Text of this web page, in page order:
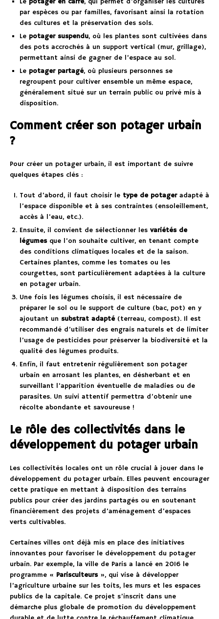
par espèces ou par familles, favorisant ainsi la rotation
des cultures et la préservation des sols.
Le potager suspendu, où les plantes sont cultivées dans
des pots accrochés à un support vertical (mur, grillage),
permettant ainsi de gagner de l’espace au sol.
Le potager partagé, où plusieurs personnes se
regroupent pour cultiver ensemble un même espace,
généralement situé sur un terrain public ou privé mis à
disposition.
Comment créer son potager urbain
?
Pour créer un potager urbain, il est important de suivre
quelques étapes clés :
Tout d’abord, il faut choisir le type de potageradapté à
l’espace disponible et à ses contraintes (ensoleillement,
accès à l’eau, etc.).
Ensuite, il convient de sélectionner les variétés de
légumesque l’on souhaite cultiver, en tenant compte
des conditions climatiques locales et de la saison.
Certaines plantes, comme les tomates ou les
courgettes, sont particulièrement adaptées à la culture
en potager urbain.
Une fois les légumes choisis, il est nécessaire de
préparer le sol ou le support de culture (bac, pot) en y
ajoutant un substrat adapté(terreau, compost). Il est
recommandé d’utiliser des engrais naturels et de limiter
l’usage de pesticides pour préserver la biodiversité et la
qualité des légumes produits.
Enfin, il faut entretenir régulièrement son potager
urbain en arrosant les plantes, en désherbant et en
surveillant l’apparition éventuelle de maladies ou de
parasites. Un suivi attentif permettra d’obtenir une
récolte abondante et savoureuse !
Le rôle des collectivités dans le
développement du potager urbain
Les collectivités locales ont un rôle crucial à jouer dans le
développement du potager urbain. Elles peuvent encourager
cette pratique en mettant à disposition des terrains
publics pour créer des jardins partagés ou en soutenant
financièrement des projets d’aménagement d’espaces
verts cultivables.
Certaines villes ont déjà mis en place des initiatives
innovantes pour favoriser le développement du potager
urbain. Par exemple, la ville de Paris a lancé en 2016 le
programme « Parisculteurs», qui vise à développer
l’agriculture urbaine sur les toits, les murs et les espaces
publics de la capitale. Ce projet s’inscrit dans une
démarche plus globale de promotion du développement